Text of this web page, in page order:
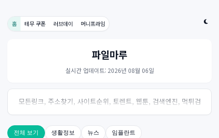
홈 테무 쿠폰 러브데이 머니프라임
파일마루
실시간 업데이트: 2026년 08월 06일
모든링크, 주소찾기, 사이트순위, 토렌트, 웹툰, 검색엔진, 먹튀검
증, 스포츠, 드라마, 커뮤니티 링크사이트! 여기여
전체 보기 생활정보 뉴스 임플란트